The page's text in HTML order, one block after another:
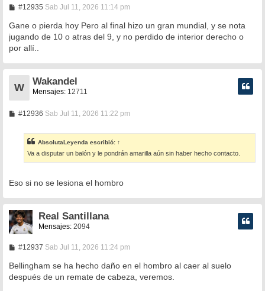
#12935M
n
a
Sab Jul 11, 2026 11:14 pm
Gane o pierda hoy Pero al final hizo un gran mundial, y se nota
jugando de 10 o atras del 9, y no perdido de interior derecho o
por allí..
W
Wakandel
Mensajes: 12711
#12936M
a
j
e
Sab Jul 11, 2026 11:22 pm
AbsolutaLeyenda escribió: ↑
Va a disputar un balón y le pondrán amarilla aún sin haber hecho contacto.
Eso si no se lesiona el hombro
Real Santillana
Mensajes: 2094
#12937M
n
s
a
Sab Jul 11, 2026 11:24 pm
Bellingham se ha hecho daño en el hombro al caer al suelo
después de un remate de cabeza, veremos.